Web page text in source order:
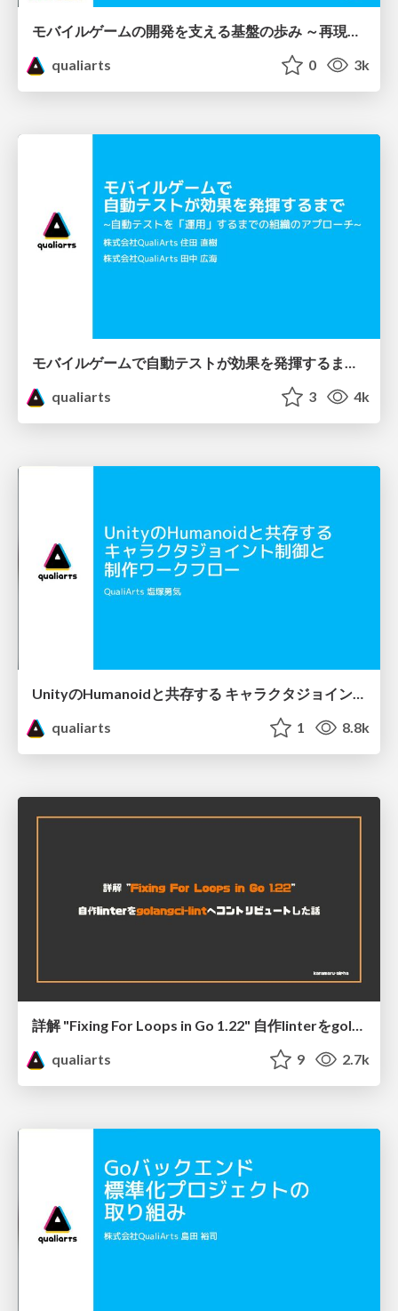
モバイルゲームの開発を支える基盤の歩み ～再現性のある開発ラインを量産する秘訣～
qualiarts
0 3k
モバイルゲームで自動テストが効果を発揮するまで ~自動テストを「運用」するまでの組織のアプローチ~
qualiarts
3 4k
UnityのHumanoidと共存する キャラクタジョイント制御と 制作ワークフロー
qualiarts
1 8.8k
qualiarts
9 2.7k